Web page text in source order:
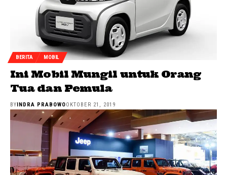
BERITA MOBIL
Ini Mobil Mungil untuk Orang
Tua dan Pemula
BYINDRA PRABOWOOKTOBER 21, 2019